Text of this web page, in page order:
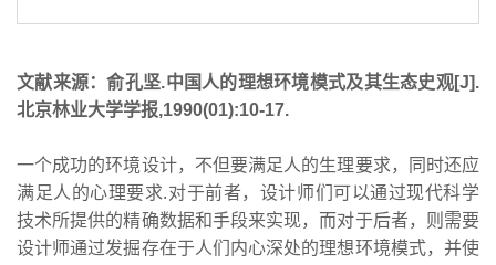
文献来源：俞孔坚.中国人的理想环境模式及其生态史观[J].
北京林业大学学报,1990(01):10-17.
一个成功的环境设计，不但要满足人的生理要求，同时还应
满足人的心理要求.对于前者，设计师们可以通过现代科学
技术所提供的精确数据和手段来实现，而对于后者，则需要
设计师通过发掘存在于人们内心深处的理想环境模式，并使